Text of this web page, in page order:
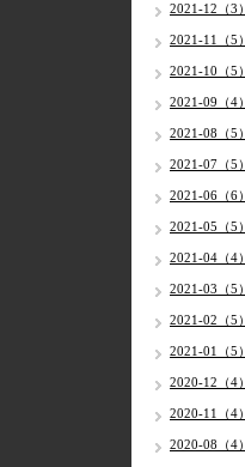
2021-12（3）
2021-11（5）
2021-10（5）
2021-09（4）
2021-08（5）
2021-07（5）
2021-06（6）
2021-05（5）
2021-04（4）
2021-03（5）
2021-02（5）
2021-01（5）
2020-12（4）
2020-11（4）
2020-08（4）